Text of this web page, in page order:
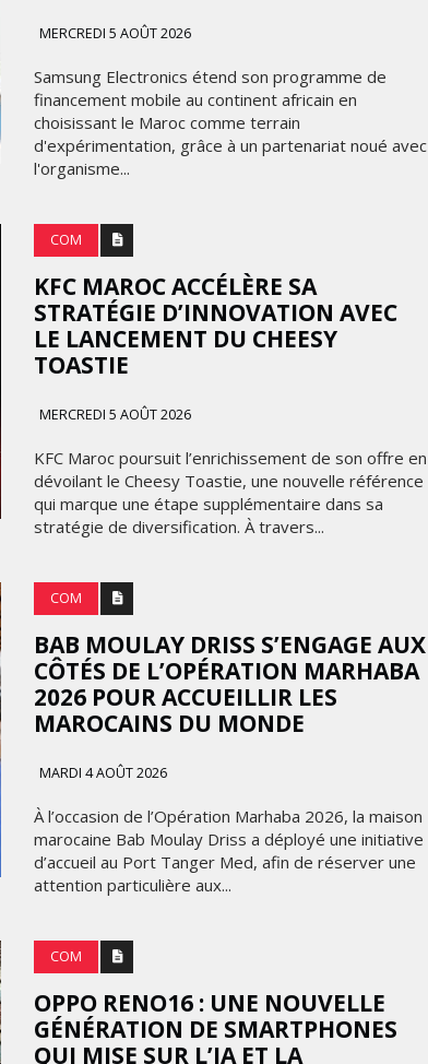
MERCREDI 5 AOÛT 2026
Samsung Electronics étend son programme de
financement mobile au continent africain en
choisissant le Maroc comme terrain
d'expérimentation, grâce à un partenariat noué avec
l'organisme...
COM
KFC MAROC ACCÉLÈRE SA
STRATÉGIE D’INNOVATION AVEC
LE LANCEMENT DU CHEESY
TOASTIE
MERCREDI 5 AOÛT 2026
KFC Maroc poursuit l’enrichissement de son offre en
dévoilant le Cheesy Toastie, une nouvelle référence
qui marque une étape supplémentaire dans sa
stratégie de diversification. À travers...
COM
BAB MOULAY DRISS S’ENGAGE AUX
CÔTÉS DE L’OPÉRATION MARHABA
2026 POUR ACCUEILLIR LES
MAROCAINS DU MONDE
MARDI 4 AOÛT 2026
À l’occasion de l’Opération Marhaba 2026, la maison
marocaine Bab Moulay Driss a déployé une initiative
d’accueil au Port Tanger Med, afin de réserver une
attention particulière aux...
COM
OPPO RENO16 : UNE NOUVELLE
GÉNÉRATION DE SMARTPHONES
QUI MISE SUR L’IA ET LA